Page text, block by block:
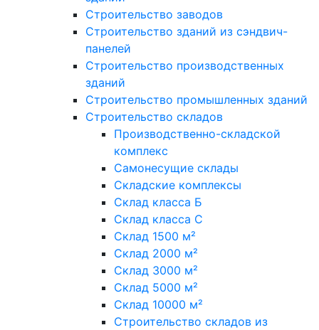
Строительство заводов
Строительство зданий из сэндвич-
панелей
Строительство производственных
зданий
Строительство промышленных зданий
Строительство складов
Производственно-складской
комплекс
Самонесущие склады
Складские комплексы
Склад класса Б
Склад класса С
Склад 1500 м²
Склад 2000 м²
Склад 3000 м²
Склад 5000 м²
Склад 10000 м²
Строительство складов из